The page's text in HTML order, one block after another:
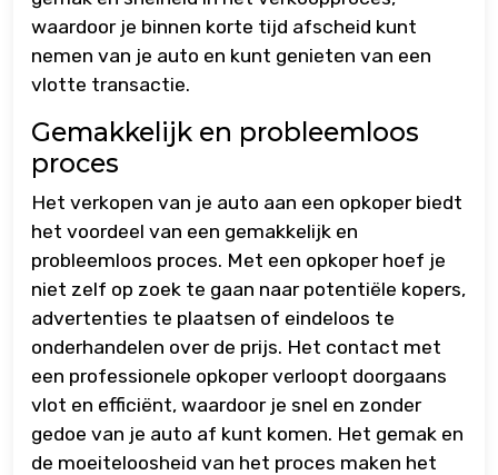
waardoor je binnen korte tijd afscheid kunt
nemen van je auto en kunt genieten van een
vlotte transactie.
Gemakkelijk en probleemloos
proces
Het verkopen van je auto aan een opkoper biedt
het voordeel van een gemakkelijk en
probleemloos proces. Met een opkoper hoef je
niet zelf op zoek te gaan naar potentiële kopers,
advertenties te plaatsen of eindeloos te
onderhandelen over de prijs. Het contact met
een professionele opkoper verloopt doorgaans
vlot en efficiënt, waardoor je snel en zonder
gedoe van je auto af kunt komen. Het gemak en
de moeiteloosheid van het proces maken het